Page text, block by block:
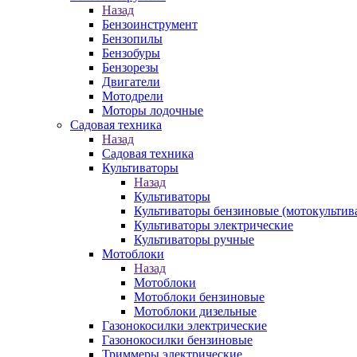
Назад
Бензоинструмент
Бензопилы
Бензобуры
Бензорезы
Двигатели
Мотодрели
Моторы лодочные
Садовая техника
Назад
Садовая техника
Культиваторы
Назад
Культиваторы
Культиваторы бензиновые
Культиваторы электрические
Культиваторы ручные
Мотоблоки
Назад
Мотоблоки
Мотоблоки бензиновые
Мотоблоки дизельные
Газонокосилки электрические
Газонокосилки бензиновые
Триммеры электрические